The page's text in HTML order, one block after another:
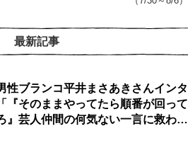
最新記事
性ブランコ平井まさあきさんインタ
『そのままやってたら順番が回って
』芸人仲間の何気ない一言に救われ